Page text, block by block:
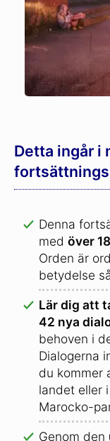
Detta ingår i
Denna
med över
Orden är
betydelse
Lär dig att
42 nya
behoven i
Dialogerna
du kommer
landet eller
Marocko-
Genom den